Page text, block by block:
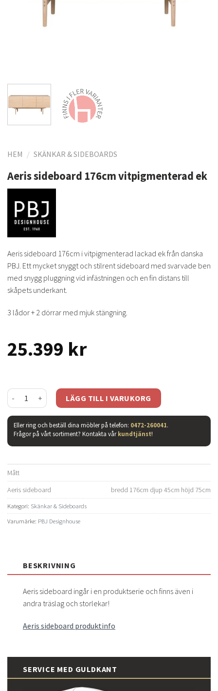
HEM / SKÄNKAR & SIDEBOARDS
Aeris sideboard 176cm vitpigmenterad ek
Aeris sideboard 176cm i vitpigmenterad lackad ek från danska
PBJ. Ett mycket snyggt och stilrent sideboard med svarvade ben
med snygg pluggning vid infästningen och en fin distans till
skåpets underkant.
3 lådor + 2 dörrar med mjuk stängning.
25.399 kr
Aeris sideboard 176cm vitpigmenterad ek mängd
LÄGG TILL I VARUKORG
Eller ring och beställ dina möbler på telefon: 0472-260041.
Frågor på vårt sortiment? Kontakta vårkundtjänst!
Mått
Aeris sideboard
bredd 176cm djup 45cm höjd 75cm
Kategori: Skänkar & Sideboards
Varumärke: PBJ Designhouse
BESKRIVNING
Aeris sideboard ingår i en produktserie och finns även i
andra träslag och storlekar!
Aeris sideboard produktinfo
SERVICE MED GULDKANT